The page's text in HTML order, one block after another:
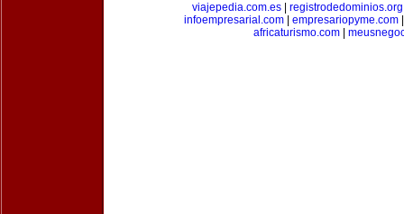
viajepedia.com.es| registrodedominios.org
infoempresarial.com| empresariopyme.com
africaturismo.com|